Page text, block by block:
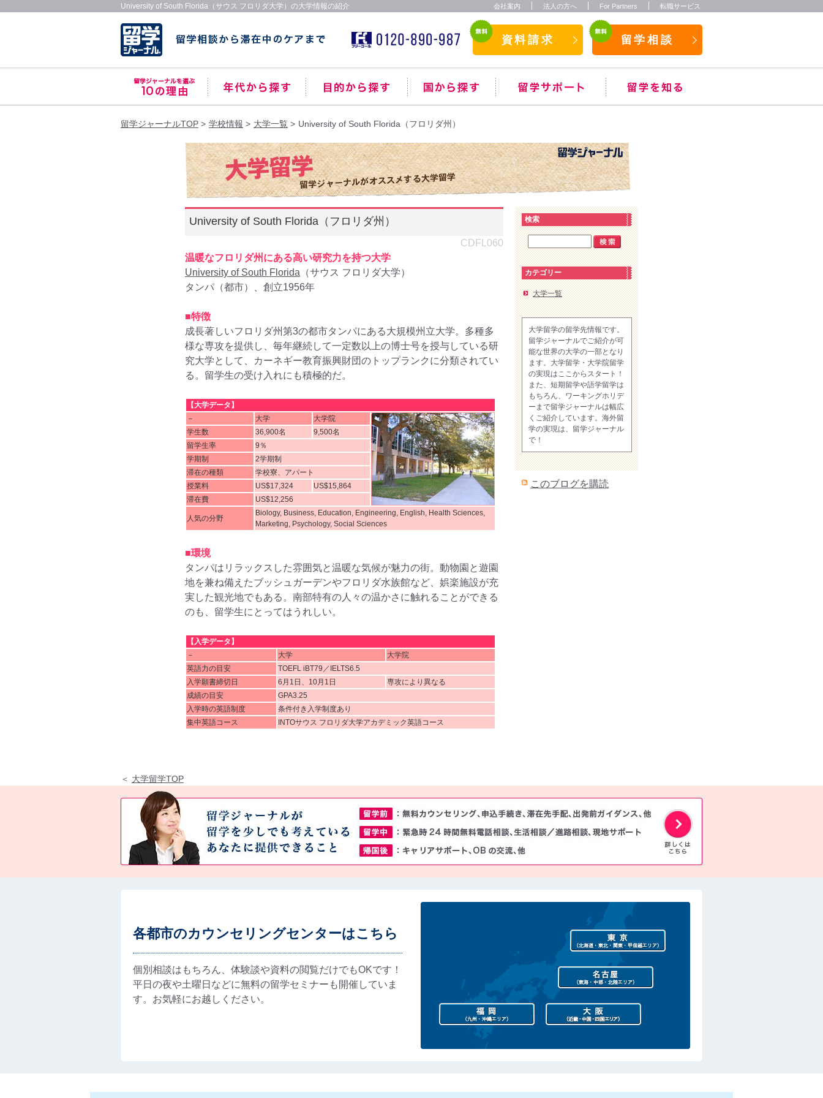
University of South Florida（サウス フロリダ大学）の大学情報の紹介 会社案内 法人の方へ For Partners 転職サービス
資料請求 留学相談
留学ジャーナルTOP 学校情報 大学一覧 University of South Florida（フロリダ州）
University of South Florida（フロリダ州）
CDFL060
温暖なフロリダ州にある高い研究力を持つ大学
University of South Florida （サウス フロリダ大学）
タンパ（都市）、創立1956年
■特徴
成長著しいフロリダ州第3の都市タンパにある大規模州立大学。多種多
様な専攻を提供し、毎年継続して一定数以上の博士号を授与している研
究大学として、カーネギー教育振興財団のトップランクに分類されてい
る。留学生の受け入れにも積極的だ。
【大学データ】
－
大学
大学院
学生数
36,900名
9,500名
留学生率
9％
学期制
2学期制
滞在の種類
学校寮、アパート
授業料
US$17,324
US$15,864
滞在費
US$12,256
人気の分野
Biology, Business, Education, Engineering, English, Health Sciences,
Marketing, Psychology, Social Sciences
■環境
タンパはリラックスした雰囲気と温暖な気候が魅力の街。動物園と遊園
地を兼ね備えたブッシュガーデンやフロリダ水族館など、娯楽施設が充
実した観光地でもある。南部特有の人々の温かさに触れることができる
のも、留学生にとってはうれしい。
【入学データ】
－
大学
大学院
英語力の目安
TOEFL iBT79／IELTS6.5
入学願書締切日
6月1日、10月1日
専攻により異なる
成績の目安
GPA3.25
入学時の英語制度
条件付き入学制度あり
集中英語コース
INTOサウス フロリダ大学アカデミック英語コース
検索
カテゴリー
大学一覧
大学留学の留学先情報です。
留学ジャーナルでご紹介が可
能な世界の大学の一部となり
ます。大学留学・大学院留学
の実現はここからスタート！
また、短期留学や語学留学は
もちろん、ワーキングホリデ
ーまで留学ジャーナルは幅広
くご紹介しています。海外留
学の実現は、留学ジャーナル
で！
このブログを購読
＜ 大学留学TOP
各都市のカウンセリングセンターはこちら
個別相談はもちろん、体験談や資料の閲覧だけでもOKです！
平日の夜や土曜日などに無料の留学セミナーも開催していま
す。お気軽にお越しください。